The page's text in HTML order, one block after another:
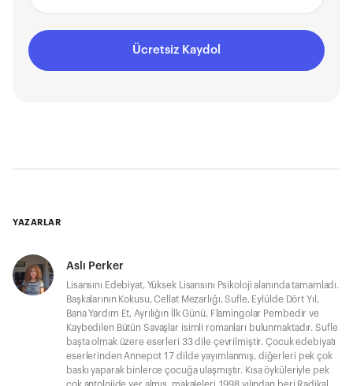
Ücretsiz Kaydol
YAZARLAR
Aslı Perker
Lisansını Edebiyat, Yüksek Lisansını Psikoloji alanında tamamladı.
Başkalarının Kokusu, Cellat Mezarlığı, Sufle, Eylülde Dört Yıl,
Bana Yardım Et, Ayrılığın İlk Günü, Flamingolar Pembedir ve
Kaybedilen Bütün Savaşlar isimli romanları bulunmaktadır. Sufle
başta olmak üzere eserleri 33 dile çevrilmiştir. Çocuk edebiyatı
eserlerinden Annepot 17 dilde yayımlanmış, diğerleri pek çok
baskı yaparak binlerce çocuğa ulaşmıştır. Kısa öyküleriyle pek